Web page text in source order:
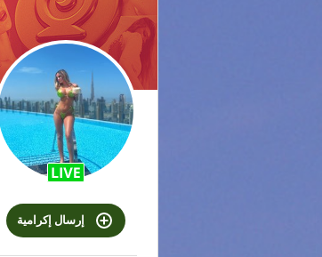
إرسال إكرامية